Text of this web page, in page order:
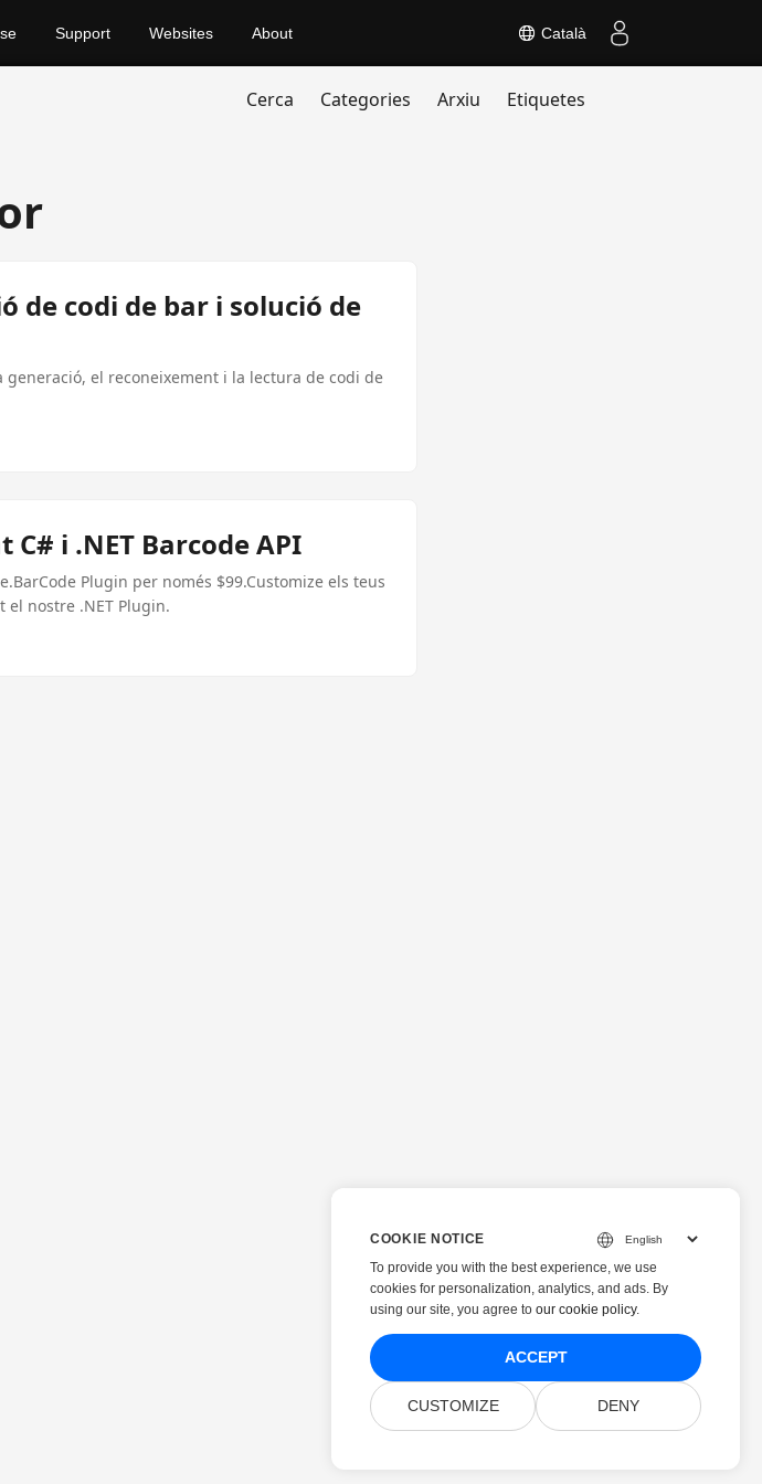
Català
Support Websites About
Cerca Categories Arxiu Etiquetes
de codi de bar i solució de
el reconeixement i la lectura de codi de
i .NET Barcode API
Plugin per només $99.Customize els teus
nostre .NET Plugin.
COOKIE NOTICE
To provide you with the best experience, we use
cookies for personalization, analytics, and ads. By
using our site, you agree to our cookie policy.
ACCEPT
CUSTOMIZE DENY